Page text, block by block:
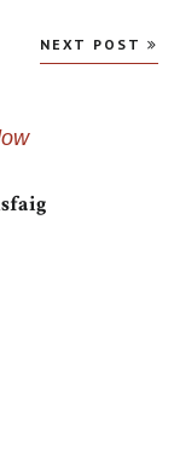
NEXT POST